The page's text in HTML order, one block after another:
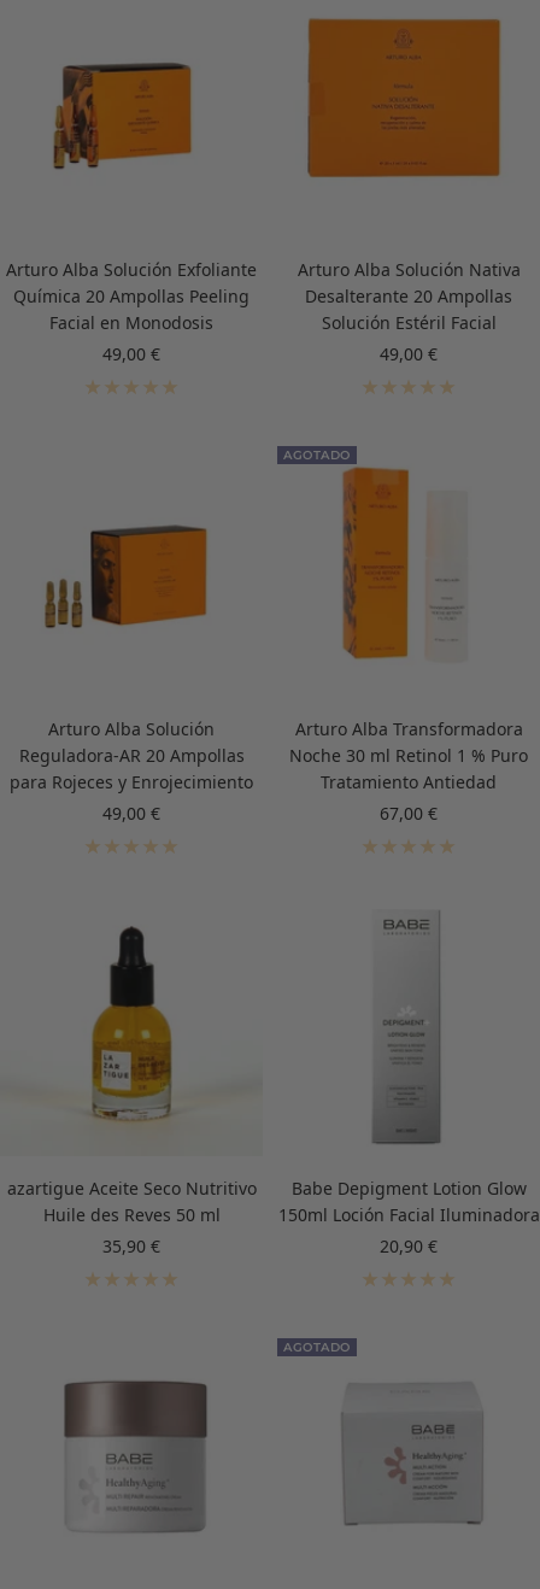
Arturo Alba Solución Exfoliante
Química 20 Ampollas Peeling
Facial en Monodosis
Precio
de
49,00 €
Arturo Alba Solución Nativa
Desalterante 20 Ampollas
Solución Estéril Facial
Precio
de
49,00 €
Arturo Alba Solución
Reguladora-AR 20 Ampollas
para Rojeces y Enrojecimiento
Precio
de
49,00 €
AGOTADO
Arturo Alba Transformadora
Noche 30 ml Retinol 1 % Puro
Tratamiento Antiedad
Precio
de
67,00 €
azartigue Aceite Seco Nutritivo
Huile des Reves 50 ml
Precio
de
35,90 €
Babe Depigment Lotion Glow
150ml Loción Facial Iluminadora
Precio
de
20,90 €
AGOTADO